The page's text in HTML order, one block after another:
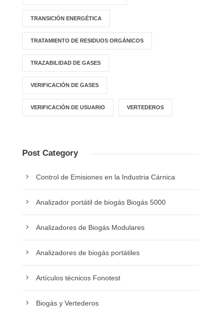
TRANSICIÓN ENERGÉTICA
TRATAMIENTO DE RESIDUOS ORGÁNICOS
TRAZABILIDAD DE GASES
VERIFICACIÓN DE GASES
VERIFICACIÓN DE USUARIO VERTEDEROS
Post Category
Control de Emisiones en la Industria Cárnica
Analizador portátil de biogás Biogás 5000
Analizadores de Biogás Modulares
Analizadores de biogás portátiles
Artículos técnicos Fonotest
Biogás y Vertederos